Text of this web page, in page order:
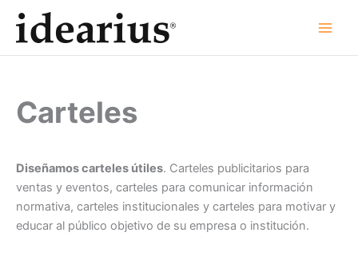
contenido
Carteles
Diseñamos carteles útiles. Carteles publicitarios para
ventas y eventos, carteles para comunicar información
normativa, carteles institucionales y carteles para motivar y
educar al público objetivo de su empresa o institución.